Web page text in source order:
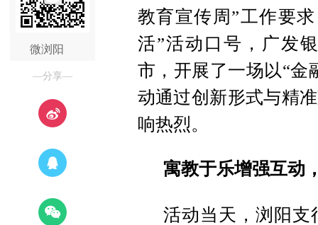
微浏阳
—分享—
教育宣传周”工作要
活”活动口号，广发
市，开展了一场以“金
动通过创新形式与精
响热烈。
寓教于乐增强互动
活动当天，浏阳支